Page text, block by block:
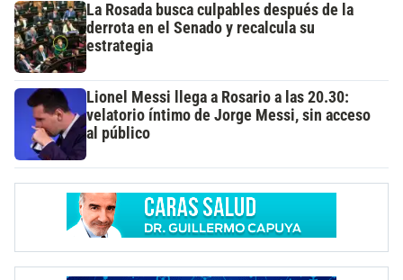
La Rosada busca culpables después de la
derrota en el Senado y recalcula su
estrategia
Lionel Messi llega a Rosario a las 20.30:
velatorio íntimo de Jorge Messi, sin acceso
al público